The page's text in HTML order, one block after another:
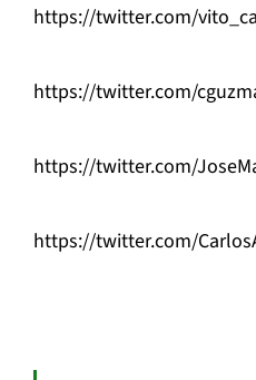
https://twitter.com/
https://twitter.com/
https://twitter.com/
https://twitter.com/